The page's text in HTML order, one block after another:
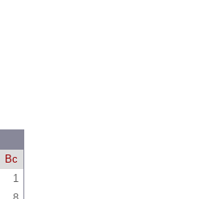
Вс
1